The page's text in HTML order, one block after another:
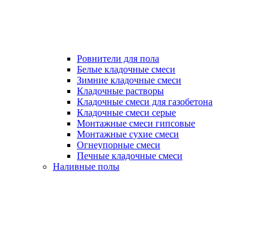
Ровнители для пола
Белые кладочные смеси
Зимние кладочные смеси
Кладочные растворы
Кладочные смеси для газобетона
Кладочные смеси серые
Монтажные смеси гипсовые
Монтажные сухие смеси
Огнеупорные смеси
Печные кладочные смеси
Наливные полы